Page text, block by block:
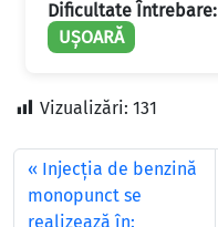
Dificultate Întrebare:
UȘOARĂ
Vizualizări: 131
Injecţia de benzină
monopunct se
realizează în: